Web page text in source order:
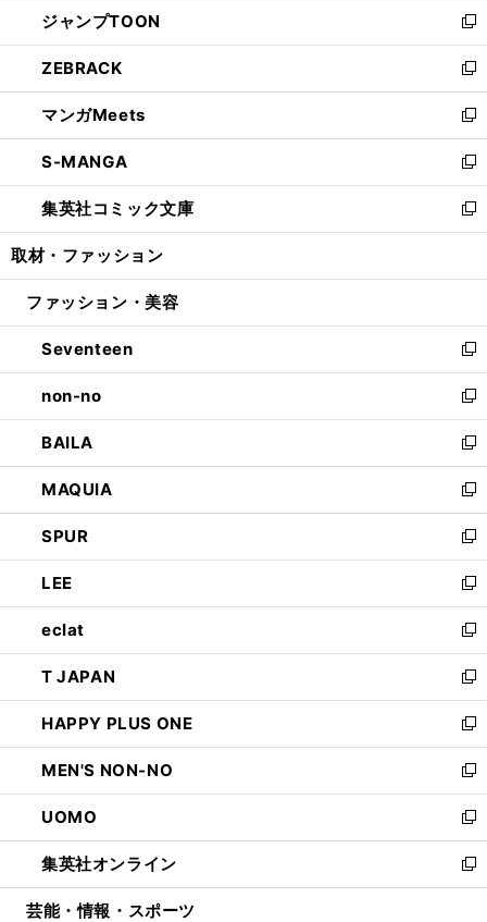
く
で
開
く
ド
ウ
で
開
く
ィ
ン
ド
ウ
で
開
く
い
ウ
ィ
ン
ド
ウ
で
開
く
ジャンプTOON
新
し
い
ウ
ィ
ン
ド
ウ
で
開
ZEBRACK
新
し
い
ウ
ィ
ン
ド
ウ
開
マンガMeets
新
し
い
ウ
ィ
ン
ウ
開
く
S-MANGA
新
し
い
ウ
ン
ウ
で
開
く
集英社コミック文庫
新
し
ウ
ン
ド
ウ
で
開
く
取材・ファッション
ファッション・美容
Seventeen
新
し
い
ウ
ィ
ン
ド
ウ
で
開
く
non-no
新
し
い
ウ
ィ
ン
ド
ウ
で
開
く
BAILA
新
し
い
ウ
ィ
ン
ド
ウ
で
開
く
MAQUIA
新
し
い
ウ
ィ
ン
ド
ウ
で
開
く
SPUR
新
し
い
ウ
ィ
ン
ド
ウ
で
開
く
LEE
新
し
い
ウ
ィ
ン
ド
ウ
で
開
く
eclat
新
し
い
ウ
ィ
ン
ド
ウ
で
開
く
T JAPAN
新
し
い
ウ
ィ
ン
ド
ウ
で
開
HAPPY PLUS ONE
新
し
い
ウ
ィ
ン
ド
ウ
MEN'S NON-NO
新
し
い
ウ
ィ
ン
UOMO
新
し
い
ウ
集英社オンライン
新
し
芸能・情報・スポーツ